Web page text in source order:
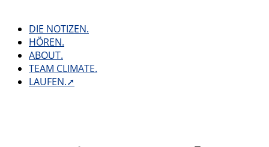
contentDIE NOTIZEN.
HÖREN.
ABOUT.
TEAM CLIMATE.
LAUFEN.➚